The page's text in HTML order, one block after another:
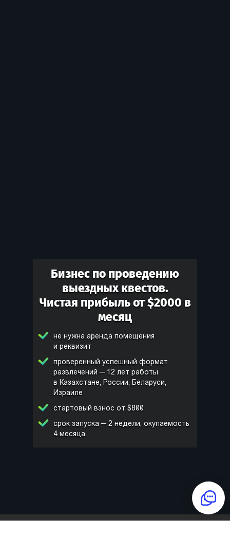
Бизнес по проведению
выездных квестов.
Чистая прибыль от $2000 в
месяц
не нужна аренда помещения
и реквизит
проверенный успешный формат
развлечений — 12 лет работы
в Казахстане, России, Беларуси,
Израиле
стартовый взнос от $800
срок запуска — 2 недели, окупаемость
4 месяца